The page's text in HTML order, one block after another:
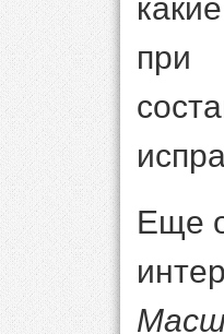
при
Еще